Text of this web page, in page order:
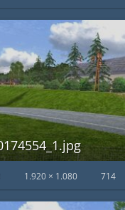
1.920 × 1.080 714